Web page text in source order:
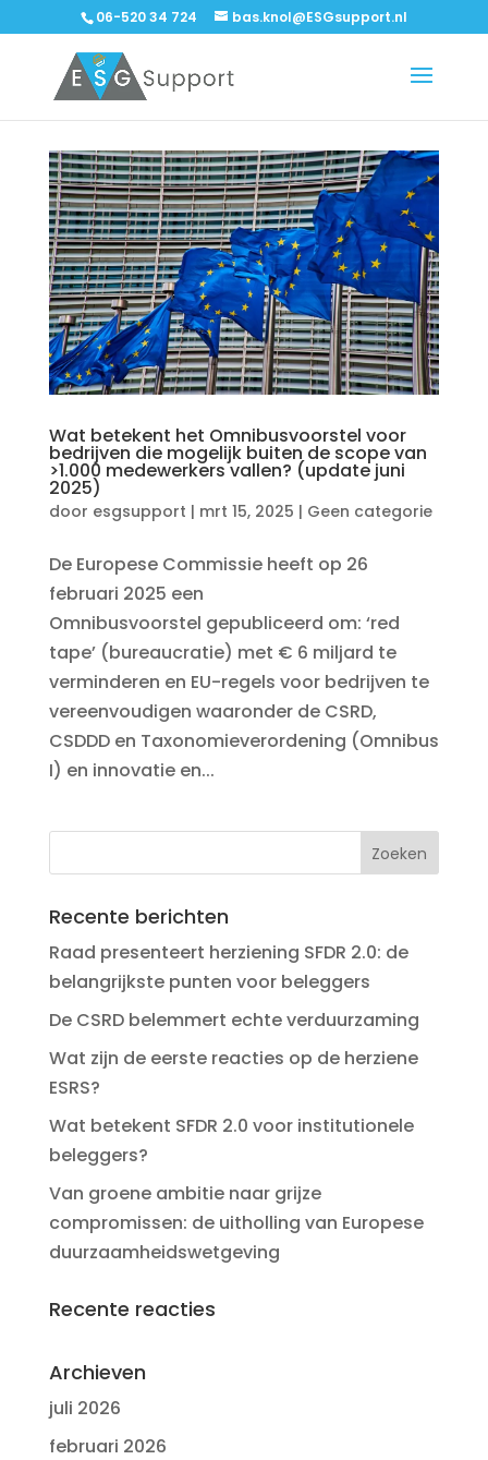
06-520 34 724 bas.knol@ESGsupport.nl
Wat betekent het Omnibusvoorstel voor
bedrijven die mogelijk buiten de scope van
>1.000 medewerkers vallen? (update juni
2025)
door esgsupport | mrt 15, 2025 | Geen categorie
De Europese Commissie heeft op 26
februari 2025 een
Omnibusvoorstel gepubliceerd om: ‘red
tape’ (bureaucratie) met € 6 miljard te
verminderen en EU-regels voor bedrijven te
vereenvoudigen waaronder de CSRD,
CSDDD en Taxonomieverordening (Omnibus
I) en innovatie en...
Recente berichten
Raad presenteert herziening SFDR 2.0: de
belangrijkste punten voor beleggers
De CSRD belemmert echte verduurzaming
Wat zijn de eerste reacties op de herziene
ESRS?
Wat betekent SFDR 2.0 voor institutionele
beleggers?
Van groene ambitie naar grijze
compromissen: de uitholling van Europese
duurzaamheidswetgeving
Recente reacties
Archieven
juli 2026
februari 2026